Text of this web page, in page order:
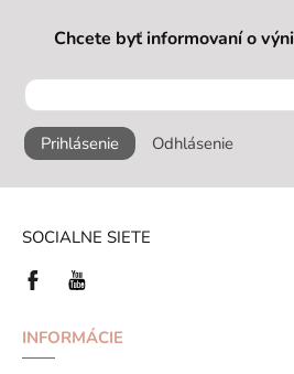
Chcete byť informovaní o
Prihlásenie Odhlásenie
SOCIALNE SIETE
INFORMÁCIE